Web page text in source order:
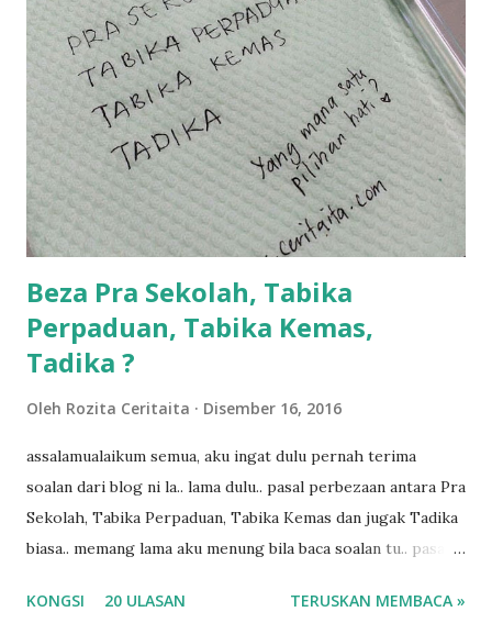
sikit...dalam perjalanan dari dalam kereta tu biasalah kan
kami memang akan pimpin anak-anak jalan sampai masuk
dalam... dan kebiasanya bagi anak 4 macam kami ni bahagi-
bahagi lah siapa nak pimpin siapa... dan biasanya aku akan
dukung adik hadi sambil pimpin kakak husna... yang abg
ngah dengan abg long terserah pada shah la pulak.. tapi
kalau ikut anak-anak semua nak ummi pimpin... ajer rebeh
ba...
Beza Pra Sekolah, Tabika
Perpaduan, Tabika Kemas,
Tadika ?
Oleh Rozita Ceritaita Disember 16, 2016
assalamualaikum semua, aku ingat dulu pernah terima
soalan dari blog ni la.. lama dulu.. pasal perbezaan antara Pra
Sekolah, Tabika Perpaduan, Tabika Kemas dan jugak Tadika
biasa.. memang lama aku menung bila baca soalan tu.. pasal
ko.. masa tu aku baru je ada anak sorang dan aku hentam je
KONGSI 20 ULASAN TERUSKAN MEMBACA »